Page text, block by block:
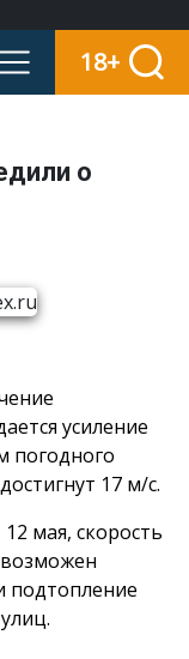
18+
о
усиление
погодного
17 м/с.
мая, скорость
возможен
подтопление